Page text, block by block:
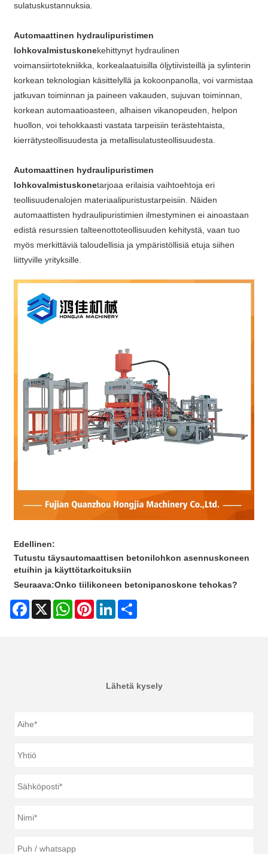
sulatuskustannuksia.
Automaattinen hydraulipuristimen
lohkovalmistuskonekehittynyt hydraulinen
voimansiirtotekniikka, korkealaatuisilla öljytiivisteillä ja sylinterin
korkean teknologian käsittelyllä ja kokoonpanolla, voi varmistaa
jatkuvan toiminnan ja paineen vakauden, sujuvan toiminnan,
korkean automaatioasteen, alhaisen vikanopeuden, helpon
huollon, voi tehokkaasti vastata tarpeisiin terästehtaista,
kierrätysteollisuudesta ja metallisulatusteollisuudesta.
Automaattinen hydraulipuristimen
lohkovalmistuskonetarjoaa erilaisia ​​vaihtoehtoja eri
teollisuudenalojen materiaalipuristustarpeisiin. Näiden
automaattisten hydraulipuristimien ilmestyminen ei ainoastaan ​​
edistä resurssien talteenottoteollisuuden kehitystä, vaan tuo
myös merkittäviä taloudellisia ja ympäristöllisiä etuja siihen
liittyville yrityksille.
Edellinen:
Tutustu täysautomaattisen betonilohkon asennuskoneen
etuihin ja käyttötarkoituksiin
Seuraava:Onko tiilikoneen betonipanoskone tehokas?
Facebook
X WhatsAppPinterestLinkedIn
Lähetä kysely